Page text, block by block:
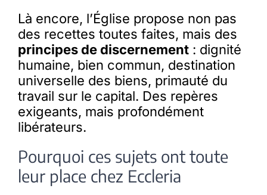
Là encore, l’Église propose non pas
des recettes toutes faites, mais des
principes de discernement: dignité
humaine, bien commun, destination
universelle des biens, primauté du
travail sur le capital. Des repères
exigeants, mais profondément
libérateurs.
Pourquoi ces sujets ont toute
leur place chez Eccleria